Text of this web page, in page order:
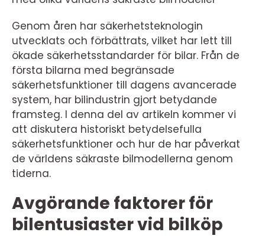
Genom åren har säkerhetsteknologin
utvecklats och förbättrats, vilket har lett till
ökade säkerhetsstandarder för bilar. Från de
första bilarna med begränsade
säkerhetsfunktioner till dagens avancerade
system, har bilindustrin gjort betydande
framsteg. I denna del av artikeln kommer vi
att diskutera historiskt betydelsefulla
säkerhetsfunktioner och hur de har påverkat
de världens säkraste bilmodellerna genom
tiderna.
Avgörande faktorer för
bilentusiaster vid bilköp